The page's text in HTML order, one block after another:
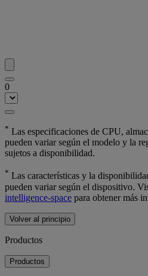
0
* Las especificaciones de CPU,
pueden variar según el modelo y la
sujetos a disponibilidad.
* Las características y la
pueden variar según el dispositivo.
intelligence-space para obtener más
Volver al principio
Productos
Productos